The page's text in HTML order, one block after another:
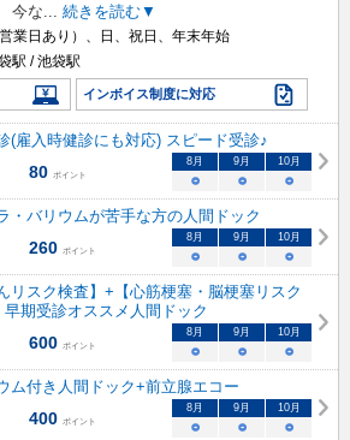
今な... 続きを読む▼
業日あり）、日、祝日、年末年始
駅 / 池袋駅
インボイス制度に対応
雇入時健診にも対応) スピード受診♪
80 ポイント
8月 9月 10月
○ ○ ○
バリウムが苦手な方の人間ドック
260 ポイント
8月 9月 10月
○ ○ ○
スク検査】+【心筋梗塞・脳梗塞リスク
期受診オススメ人間ドック
600 ポイント
8月 9月 10月
○ ○ ○
ム付き人間ドック+前立腺エコー
400 ポイント
8月 9月 10月
○ ○ ○